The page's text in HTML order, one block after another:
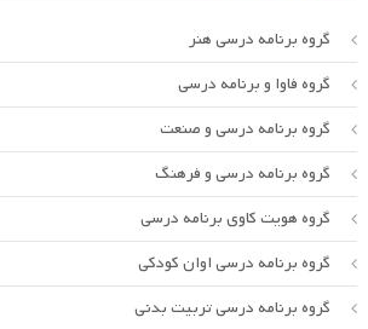
گروه برنامه درسی هنر
گروه فاوا و برنامه درسی
گروه برنامه درسی و صنعت
گروه برنامه درسی و فرهنگ
گروه هویت کاوی برنامه درسی
گروه برنامه درسی اوان کودکی
گروه برنامه درسی تربیت بدنی